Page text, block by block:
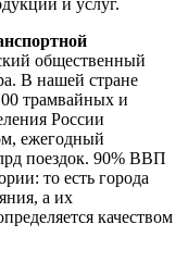
общественный
В нашей стране
трамвайных и
России
ежегодный
поездок. 90% ВВП
то есть города
а их
качеством